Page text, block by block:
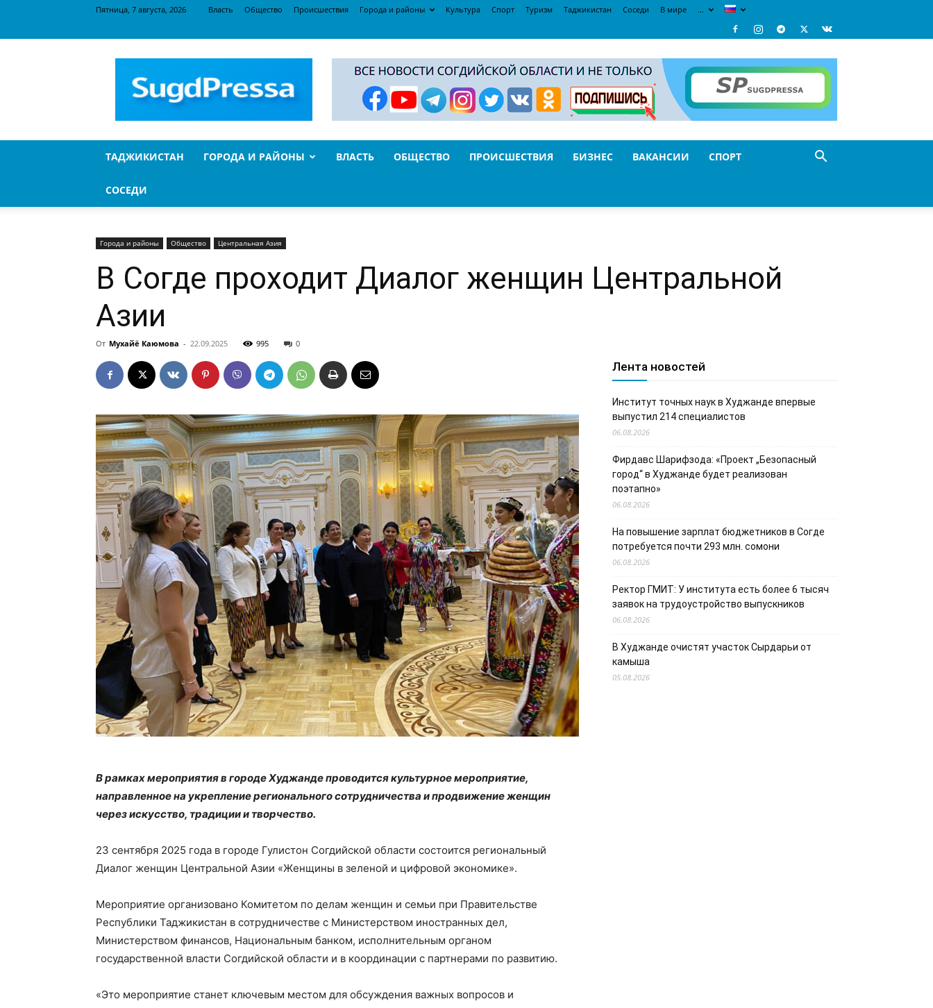
Пятница, 7 августа, 2026 Власть Общество Происшествия Города и районы Культура Спорт Туризм Таджикистан Соседи В мире …
ТАДЖИКИСТАН ГОРОДА И РАЙОНЫ ВЛАСТЬ ОБЩЕСТВО ПРОИСШЕСТВИЯ БИЗНЕС ВАКАНСИИ СПОРТ
СОСЕДИ
Города и районы Общество Центральная Азия
В Согде проходит Диалог женщин Центральной
Азии
От Мухайё Каюмова - 22.09.2025 995 0
В рамках мероприятия в городе Худжанде проводится культурное мероприятие,
направленное на укрепление регионального сотрудничества и продвижение женщин
через искусство, традиции и творчество.
23 сентября 2025 года в городе Гулистон Согдийской области состоится региональный
Диалог женщин Центральной Азии «Женщины в зеленой и цифровой экономике».
Мероприятие организовано Комитетом по делам женщин и семьи при Правительстве
Республики Таджикистан в сотрудничестве с Министерством иностранных дел,
Министерством финансов, Национальным банком, исполнительным органом
государственной власти Согдийской области и в координации с партнерами по развитию.
«Это мероприятие станет ключевым местом для обсуждения важных вопросов и
Лента новостей
Институт точных наук в Худжанде впервые
выпустил 214 специалистов
06.08.2026
Фирдавс Шарифзода: «Проект „Безопасный
город“ в Худжанде будет реализован
поэтапно»
06.08.2026
На повышение зарплат бюджетников в Согде
потребуется почти 293 млн. сомони
06.08.2026
Ректор ГМИТ: У института есть более 6 тысяч
заявок на трудоустройство выпускников
06.08.2026
В Худжанде очистят участок Сырдарьи от
камыша
05.08.2026